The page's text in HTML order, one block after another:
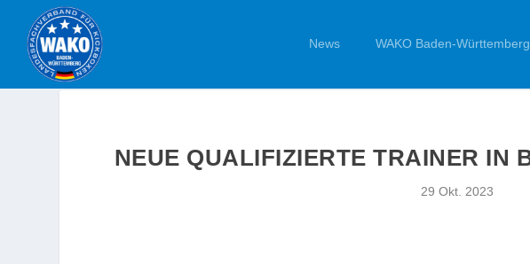
News WAKO Baden-Württemberg
NEUE QUALIFIZIERTE TRAINER IN
29 Okt. 2023